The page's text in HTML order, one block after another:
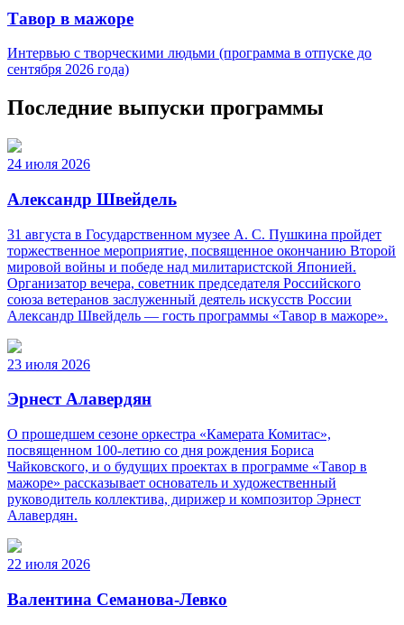
Тавор в мажоре
Интервью с творческими людьми (программа в отпуске до
сентября 2026 года)
Последние выпуски программы
24 июля 2026
Александр Швейдель
31 августа в Государственном музее А. С. Пушкина пройдет
торжественное мероприятие, посвященное окончанию Второй
мировой войны и победе над милитаристской Японией.
Организатор вечера, советник председателя Российского
союза ветеранов заслуженный деятель искусств России
Александр Швейдель — гость программы «Тавор в мажоре».
23 июля 2026
Эрнест Алавердян
О прошедшем сезоне оркестра «Камерата Комитас»,
посвященном 100-летию со дня рождения Бориса
Чайковского, и о будущих проектах в программе «Тавор в
мажоре» рассказывает основатель и художественный
руководитель коллектива, дирижер и композитор Эрнест
Алавердян.
22 июля 2026
Валентина Семанова-Левко